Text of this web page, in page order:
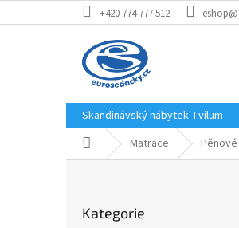
na
+420 774 777 512
Skandinávský nábytek Tvilum
Domů Matrace
kategorie
Kategorie